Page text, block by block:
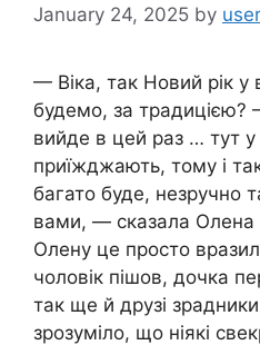
January 24, 2025 by
— Віка, так Новий рік у
будемо, за
вийде в цей раз … тут у
приїжджають, тому і
багато буде, незручно
вами, — сказала Олена
Олену це просто
чоловік пішов, дочка
так ще й друзі
зрозуміло, що ніякі